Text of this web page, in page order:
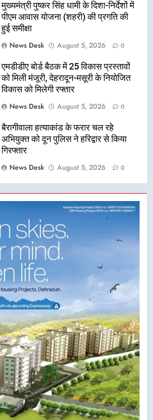
मुख्यमंत्री पुष्कर सिंह धामी के दिशा-निर्देशों में
पीएम आवास योजना (शहरी) की प्रगति की
हुई समीक्षा
News Desk
August 5, 2026 0
एमडीडीए बोर्ड बैठक में 25 विकास प्रस्तावों
को मिली मंजूरी, देहरादून-मसूरी के नियोजित
विकास को मिलेगी रफ्तार
News Desk
August 5, 2026 0
बैरागीवाला हत्याकांड के फरार चल रहे
अभियुक्त को दून पुलिस ने हरिद्वार से किया
गिरफ्तार
News Desk
August 5, 2026 0